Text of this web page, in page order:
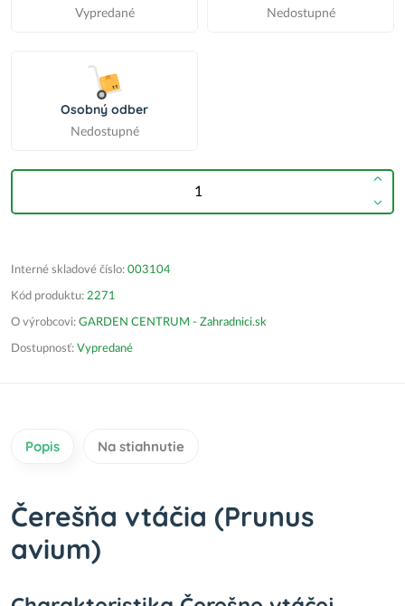
Vypredané Nedostupné
Osobný odber
Nedostupné
Interné skladové číslo: 003104
Kód produktu: 2271
O výrobcovi: GARDEN CENTRUM - Zahradnici.sk
Dostupnosť: Vypredané
Popis Na stiahnutie
Čerešňa vtáčia (Prunus
avium)